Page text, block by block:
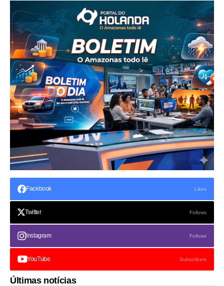
Facebook Likes
Twitter Follows
Instagram Follows
YouTube Subscribers
Últimas notícias